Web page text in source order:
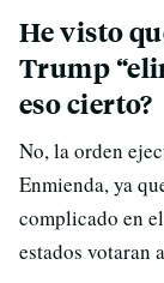
He visto
Trump
eso cierto?
No, la orden
Enmienda, ya
complicado en
estados votaran